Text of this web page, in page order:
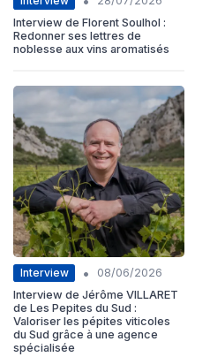
Interview de Florent Soulhol :
Redonner ses lettres de
noblesse aux vins aromatisés
Interview •
08/06/2026
Interview de Jérôme VILLARET
de Les Pepites du Sud :
Valoriser les pépites viticoles
du Sud grâce à une agence
spécialisée